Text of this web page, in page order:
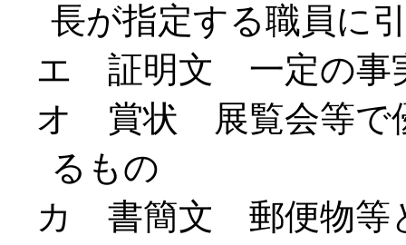
長が指定する職員に
エ 証明文 一定の事
オ 賞状 展覧会等で
るもの
カ 書簡文 郵便物等